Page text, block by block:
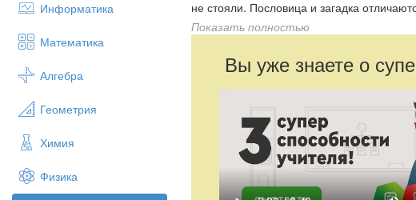
Информатика
Математика
Алгебра
Геометрия
Химия
Физика
не стояли. Пословица и загадка
По своей форме народные загадки
из пословицы, присловья или поговорки
древнейших загадках отражалась
отчасти для описания, отчасти для
значение загадок утратилось;
образный язык, и народ стал смотреть
приписывалось особое таинственное
«Божьего суда»: отгадывание загадки
отгадывание загадки, состязание в
создавшейся под его влиянием книжной
Показать полностью
Вы уже знаете о